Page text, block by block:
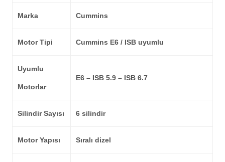
Marka Cummins
Motor Tipi Cummins E6 / ISB uyumlu
Uyumlu
Motorlar
E6 – ISB 5.9 – ISB 6.7
Silindir Sayısı 6 silindir
Motor Yapısı Sıralı dizel